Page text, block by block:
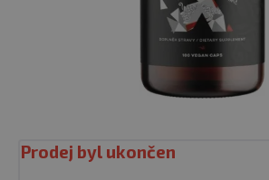
Prodej byl ukončen